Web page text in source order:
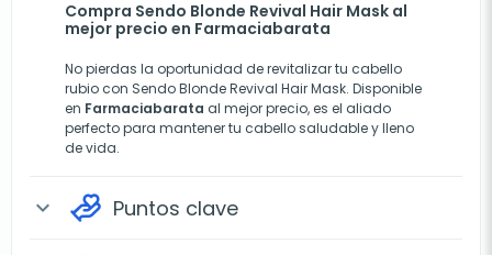
Compra Sendo Blonde Revival Hair Mask al
mejor precio en Farmaciabarata
No pierdas la oportunidad de revitalizar tu cabello
rubio con Sendo Blonde Revival Hair Mask. Disponible
en Farmaciabarata al mejor precio, es el aliado
perfecto para mantener tu cabello saludable y lleno
de vida.
expand_more Puntos clave